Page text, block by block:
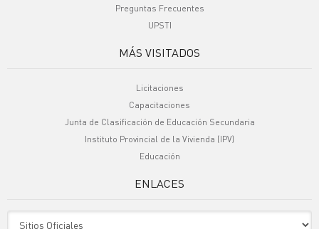
Preguntas Frecuentes
UPSTI
MÁS VISITADOS
Licitaciones
Capacitaciones
Junta de Clasificación de Educación Secundaria
Instituto Provincial de la Vivienda (IPV)
Educación
ENLACES